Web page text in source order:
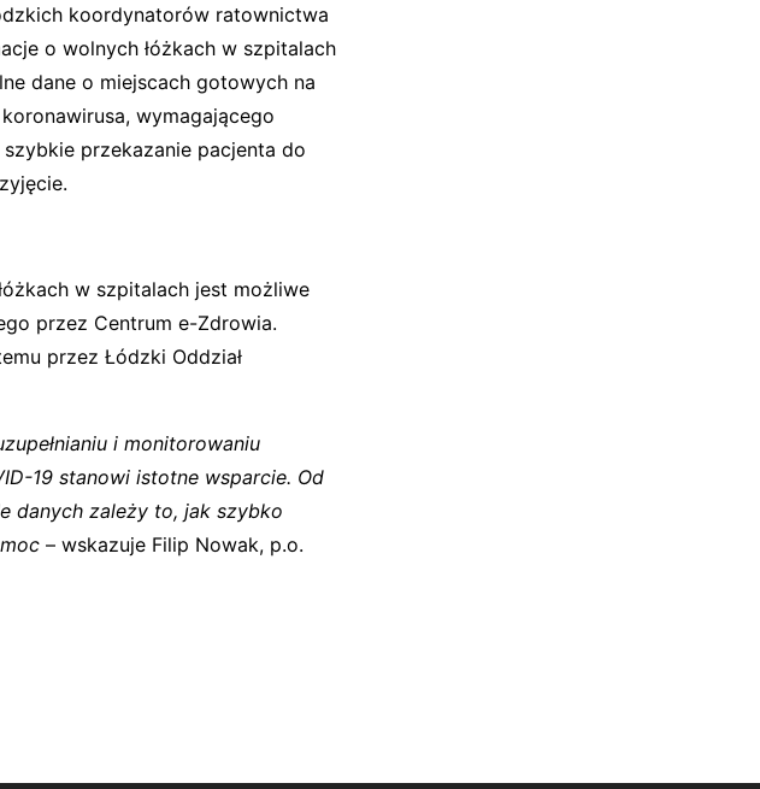
koordynatorów ratownictwa
o wolnych łóżkach w szpitalach
dane o miejscach gotowych na
wymagającego
przekazanie pacjenta do
w szpitalach jest możliwe
przez Centrum e-Zdrowia.
przez Łódzki Oddział
i monitorowaniu
19 stanowi istotne wsparcie. Od
danych zależy to, jak szybko
– wskazuje Filip Nowak, p.o.